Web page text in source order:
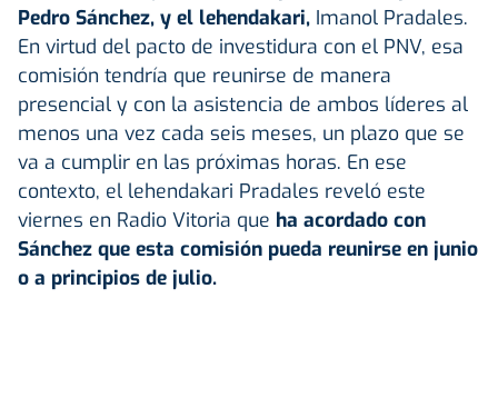
Pedro Sánchez, y el lehendakari, Imanol Pradales.
En virtud del pacto de investidura con el PNV, esa
comisión tendría que reunirse de manera
presencial y con la asistencia de ambos líderes al
menos una vez cada seis meses, un plazo que se
va a cumplir en las próximas horas. En ese
contexto, el lehendakari Pradales reveló este
viernes en Radio Vitoria que ha acordado con
Sánchez que esta comisión pueda reunirse en junio
o a principios de julio.